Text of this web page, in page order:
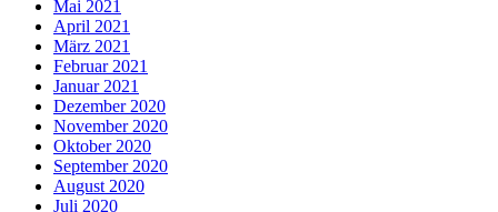
Mai 2021
April 2021
März 2021
Februar 2021
Januar 2021
Dezember 2020
November 2020
Oktober 2020
September 2020
August 2020
Juli 2020